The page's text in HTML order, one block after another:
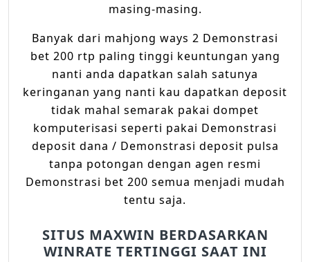
masing-masing.
Banyak dari mahjong ways 2 Demonstrasi
bet 200 rtp paling tinggi keuntungan yang
nanti anda dapatkan salah satunya
keringanan yang nanti kau dapatkan deposit
tidak mahal semarak pakai dompet
komputerisasi seperti pakai Demonstrasi
deposit dana / Demonstrasi deposit pulsa
tanpa potongan dengan agen resmi
Demonstrasi bet 200 semua menjadi mudah
tentu saja.
SITUS MAXWIN BERDASARKAN
WINRATE TERTINGGI SAAT INI